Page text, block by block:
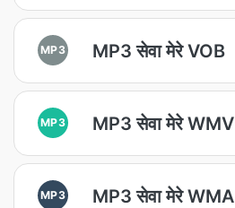
MP3 MP3 सेवा मेरे VOB
MP3 MP3 सेवा मेरे WMV
MP3 MP3 सेवा मेरे WMA